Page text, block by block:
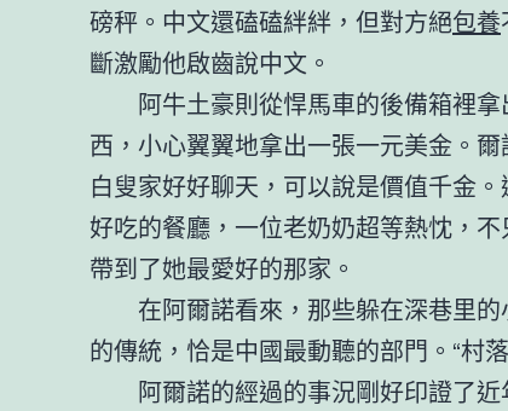
磅秤。中文還磕磕絆絆，但對方絕包養
斷激勵他啟齒說中文。
阿牛土豪則從悍馬車的後備箱裡
西，小心翼翼地拿出一張一元美金。
白叟家好好聊天，可以說是價值千金
好吃的餐廳，一位老奶奶超等熱忱，
帶到了她最愛好的那家。
在阿爾諾看來，那些躲在深巷里
的傳統，恰是中國最動聽的部門。“村
阿爾諾的經過的事況剛好印證了